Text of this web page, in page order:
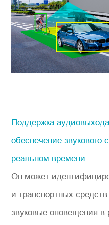
Поддержка
обеспечение звукового
реальном времени
Он может
и транспортных
звуковые оповещения в